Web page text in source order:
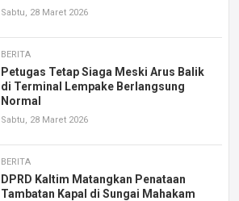
Sabtu, 28 Maret 2026
BERITA
Petugas Tetap Siaga Meski Arus Balik
di Terminal Lempake Berlangsung
Normal
Sabtu, 28 Maret 2026
BERITA
DPRD Kaltim Matangkan Penataan
Tambatan Kapal di Sungai Mahakam